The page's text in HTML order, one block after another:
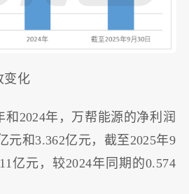
变化
和2024年，万帮能源的净利润
元和3.362亿元，截至2025年9
亿元，较2024年同期的0.574